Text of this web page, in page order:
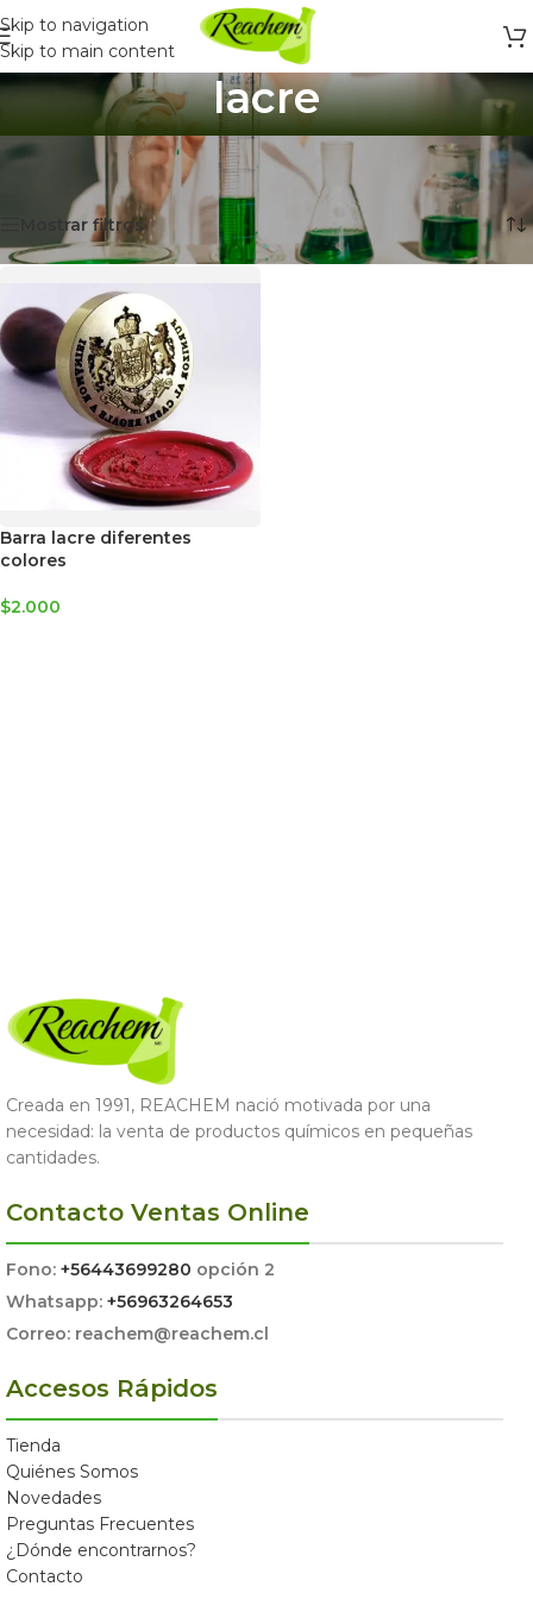
Skip to navigation
Skip to main content
lacre
Inicio
Productos etiquetados “lacre”
Mostrando el único resultado
Mostrar filtros
Barra lacre diferentes
colores
$2.000
Creada en 1991, REACHEM nació motivada por una
necesidad: la venta de productos químicos en pequeñas
cantidades.
Contacto Ventas Online
Fono: +56443699280 opción 2
Whatsapp: +56963264653
Correo: reachem@reachem.cl
Accesos Rápidos
Tienda
Quiénes Somos
Novedades
Preguntas Frecuentes
¿Dónde encontrarnos?
Contacto